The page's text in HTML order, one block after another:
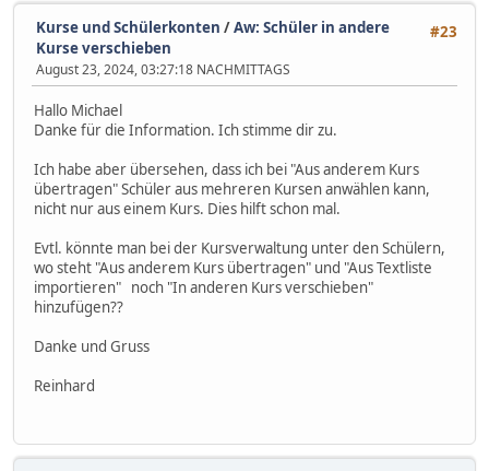
#23
Kurse und Schülerkonten /Aw: Schüler in andere
Kurse verschieben
August 23, 2024, 03:27:18 NACHMITTAGS
Hallo Michael
Danke für die Information. Ich stimme dir zu.
Ich habe aber übersehen, dass ich bei "Aus anderem Kurs
übertragen" Schüler aus mehreren Kursen anwählen kann,
nicht nur aus einem Kurs. Dies hilft schon mal.
Evtl. könnte man bei der Kursverwaltung unter den Schülern,
wo steht "Aus anderem Kurs übertragen" und "Aus Textliste
importieren" noch "In anderen Kurs verschieben"
hinzufügen??
Danke und Gruss
Reinhard